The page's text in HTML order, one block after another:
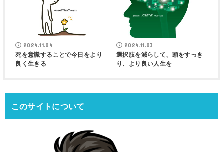
2024.11.04
死を意識することで今日をより
良く生きる
2024.11.03
選択肢を減らして、頭をすっき
り、より良い人生を
このサイトについて